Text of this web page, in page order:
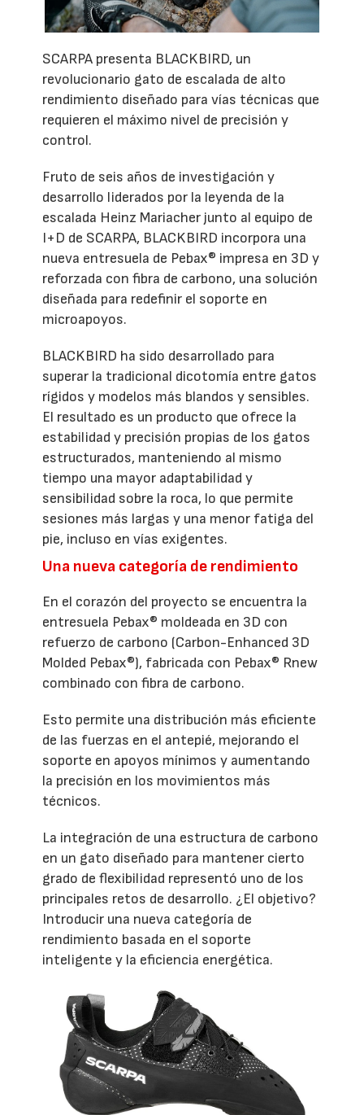
SCARPA presenta BLACKBIRD, un
revolucionario gato de escalada de alto
rendimiento diseñado para vías técnicas que
requieren el máximo nivel de precisión y
control.
Fruto de seis años de investigación y
desarrollo liderados por la leyenda de la
escalada Heinz Mariacher junto al equipo de
I+D de SCARPA, BLACKBIRD incorpora una
nueva entresuela de Pebax® impresa en 3D y
reforzada con fibra de carbono, una solución
diseñada para redefinir el soporte en
microapoyos.
BLACKBIRD ha sido desarrollado para
superar la tradicional dicotomía entre gatos
rígidos y modelos más blandos y sensibles.
El resultado es un producto que ofrece la
estabilidad y precisión propias de los gatos
estructurados, manteniendo al mismo
tiempo una mayor adaptabilidad y
sensibilidad sobre la roca, lo que permite
sesiones más largas y una menor fatiga del
pie, incluso en vías exigentes.
Una nueva categoría de rendimiento
En el corazón del proyecto se encuentra la
entresuela Pebax® moldeada en 3D con
refuerzo de carbono (Carbon-Enhanced 3D
Molded Pebax®), fabricada con Pebax® Rnew
combinado con fibra de carbono.
Esto permite una distribución más eficiente
de las fuerzas en el antepié, mejorando el
soporte en apoyos mínimos y aumentando
la precisión en los movimientos más
técnicos.
La integración de una estructura de carbono
en un gato diseñado para mantener cierto
grado de flexibilidad representó uno de los
principales retos de desarrollo. ¿El objetivo?
Introducir una nueva categoría de
rendimiento basada en el soporte
inteligente y la eficiencia energética.